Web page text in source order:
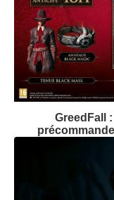
GreedFall